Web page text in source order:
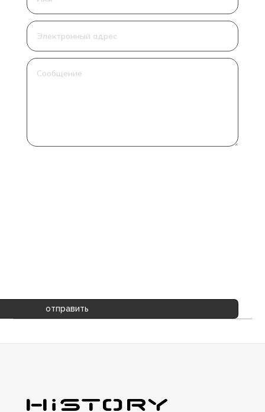
отправить